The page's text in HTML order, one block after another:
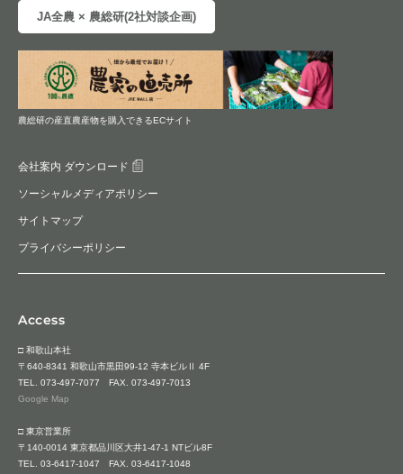
JA全農 × 農総研(2社対談企画)
農総研の産直農産物を購入できるECサイト
会社案内 ダウンロード
ソーシャルメディアポリシー
サイトマップ
プライバシーポリシー
Access
□ 和歌山本社
〒640-8341 和歌山市黒田99-12 寺本ビルⅡ 4F
TEL. 073-497-7077 FAX. 073-497-7013
Google Map
□ 東京営業所
〒140-0014 東京都品川区大井1-47-1 NTビル8F
TEL. 03-6417-1047 FAX. 03-6417-1048